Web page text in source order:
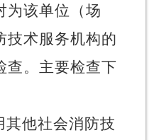
为该单位（场
技术服务机构的
查。主要检查下
其他社会消防技